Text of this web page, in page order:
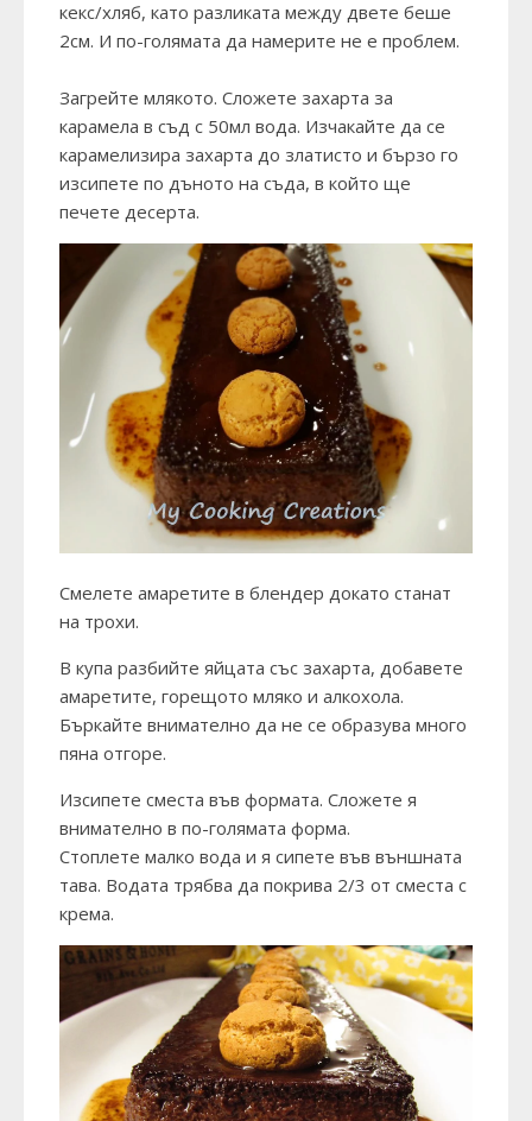
кекс/хляб, като разликата между двете беше
2см. И по-голямата да намерите не е проблем.
Загрейте млякото. Сложете захарта за
карамела в съд с 50мл вода. Изчакайте да се
карамелизира захарта до златисто и бързо го
изсипете по дъното на съда, в който ще
печете десерта.
Смелете амаретите в блендер докато станат
на трохи.
В купа разбийте яйцата със захарта, добавете
амаретите, горещото мляко и алкохола.
Бъркайте внимателно да не се образува много
пяна отгоре.
Изсипете сместа във формата. Сложете я
внимателно в по-голямата форма.
Стоплете малко вода и я сипете във външната
тава. Водата трябва да покрива 2/3 от сместа с
крема.